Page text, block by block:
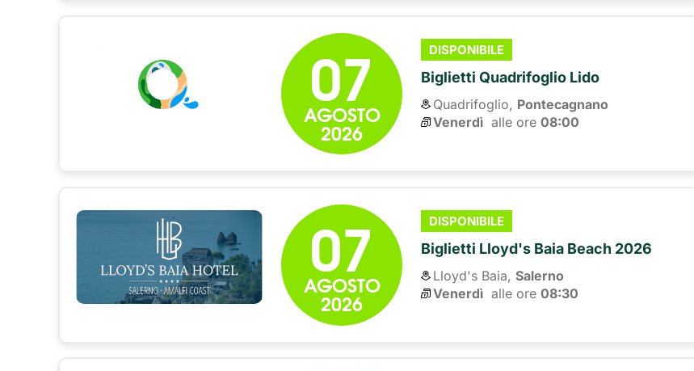
07
AGOSTO
2026
DISPONIBILE
Biglietti Quadrifoglio Lido
Quadrifoglio, Pontecagnano
Venerdì alle ore 08:00
07
AGOSTO
2026
DISPONIBILE
Biglietti Lloyd's Baia Beach 2026
Lloyd's Baia, Salerno
Venerdì alle ore 08:30